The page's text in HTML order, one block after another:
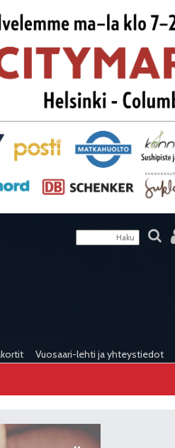
Vuosaari-lehti ja yhteystiedot